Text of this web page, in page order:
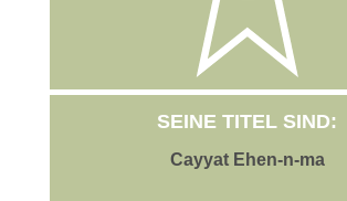
SEINE TITEL SIND:
Cayyat Ehen-n-ma